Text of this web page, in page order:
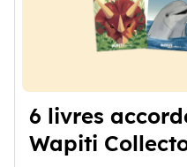
6 livres
Wapiti